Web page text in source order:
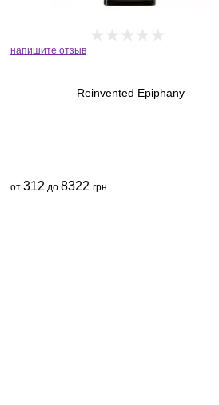
напишите отзыв
Reinvented Epiphany
от 312 до 8322 грн